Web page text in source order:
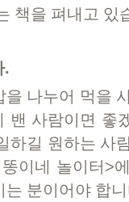
책을 펴내고 있
.
을 나누어 먹을
밴 사람이면 좋
하길 원하는 사
이네 놀이터 >
는 분이어야 합